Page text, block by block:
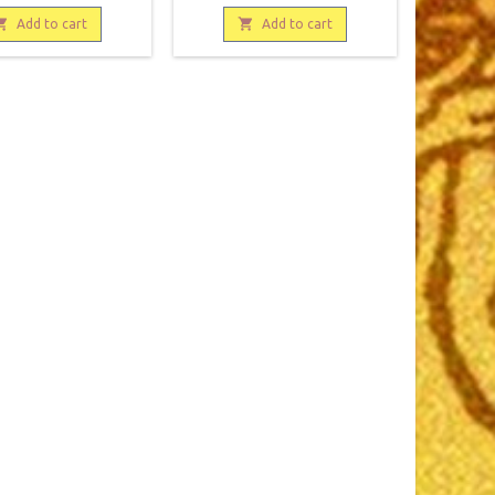
J. Vrin, 1970,
221 pages, broché,
Bon état. Epuisé chez
9782711605798
Add to cart
occasion. Correct. Couverture
défraîchie, usagée. Bon état
intérieur, quelques rousseurs.
 Add to cart